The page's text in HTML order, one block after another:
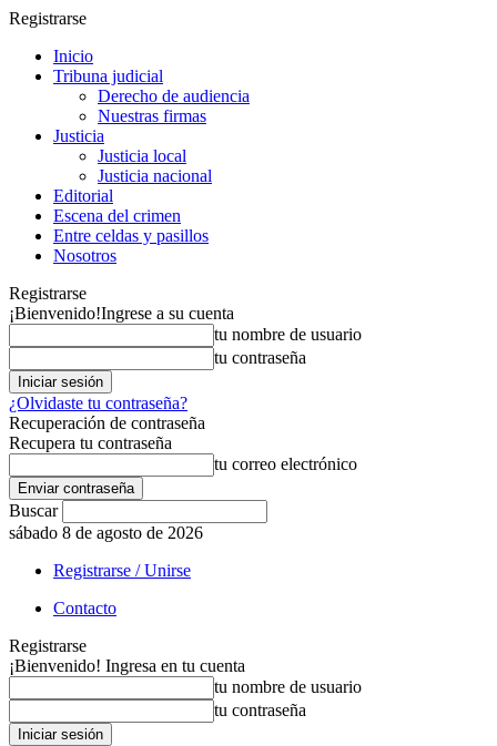
Registrarse
Inicio
Tribuna judicial
Derecho de audiencia
Nuestras firmas
Justicia
Justicia local
Justicia nacional
Editorial
Escena del crimen
Entre celdas y pasillos
Nosotros
Registrarse
¡Bienvenido!Ingrese a su cuenta
tu nombre de usuario
tu contraseña
¿Olvidaste tu contraseña?
Recuperación de contraseña
Recupera tu contraseña
tu correo electrónico
Buscar
sábado 8 de agosto de 2026
Registrarse / Unirse
Contacto
Registrarse
¡Bienvenido! Ingresa en tu cuenta
tu nombre de usuario
tu contraseña